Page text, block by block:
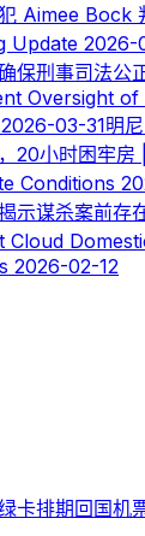
Aimee Bock
Update 2026-
保刑事司法
Oversight
2026-03-31明
20小时困牢
Conditions
示谋杀案前存
Cloud
2026-02-12
卡排期 回国机